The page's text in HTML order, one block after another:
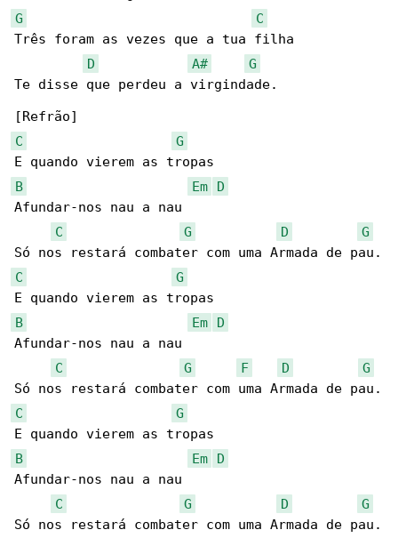
G
C
Três foram as vezes que a tua filha
D
A#
G
Te disse que perdeu a virgindade.
C
G
B
Em
D
Afundar-nos nau a nau
C
G D
G
C
G
B
Em
D
Afundar-nos nau a nau
C
G F D
G
C
G
B
Em
D
Afundar-nos nau a nau
C
G D
G
Só nos restará combater com uma Armada de pau.